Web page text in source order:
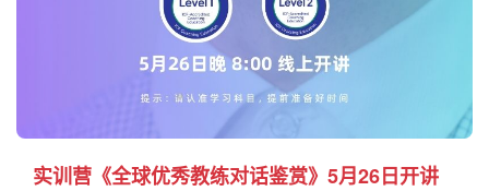
实训营《全球优秀教练对话鉴赏》5月26日开讲